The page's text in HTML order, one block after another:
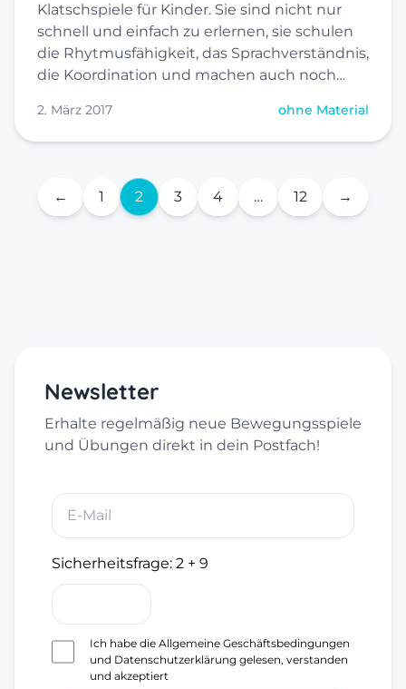
Klatschspiele für Kinder. Sie sind nicht nur
schnell und einfach zu erlernen, sie schulen
die Rhytmusfähigkeit, das Sprachverständnis,
die Koordination und machen auch noch…
2. März 2017 ohne Material
← 1 2 3 4 … 12 →
Newsletter
Erhalte regelmäßig neue Bewegungsspiele
und Übungen direkt in dein Postfach!
Sicherheitsfrage: 2 + 9
Ich habe die Allgemeine Geschäftsbedingungen
und Datenschutzerklärung gelesen, verstanden
und akzeptiert